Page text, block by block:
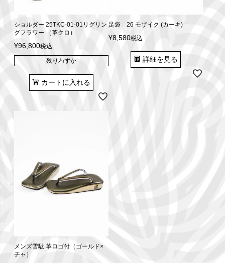
ショルダー 25TKC-01-01リグリン
グフラワー （革クロ）
¥96,800税込
残りわずか
カートに入れる
足袋 26 モザイク (カーキ)
¥8,580税込
詳細を見る
メンズ雪駄 革ロゴ付（ゴールド×
チャ）